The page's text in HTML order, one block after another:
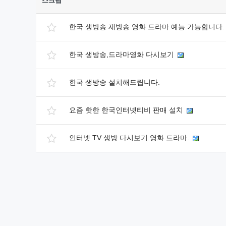
한국 생방송 재방송 영화 드라마 예능 가능합니다.
한국 생방송,드라마영화 다시보기
한국 생방송 설치해드립니다.
요즘 핫한 한국인터넷티비 판매 설치
인터넷 TV 생방 다시보기 영화 드라마.